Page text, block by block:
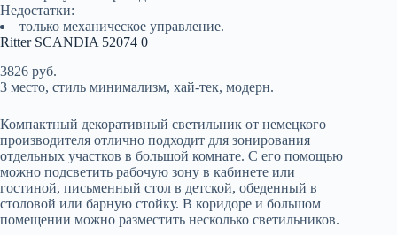
Недостатки:
только механическое управление.
Ritter SCANDIA 52074 0
3826 руб.
3 место, стиль минимализм, хай-тек, модерн.
Компактный декоративный светильник от немецкого
производителя отлично подходит для зонирования
отдельных участков в большой комнате. С его помощью
можно подсветить рабочую зону в кабинете или
гостиной, письменный стол в детской, обеденный в
столовой или барную стойку. В коридоре и большом
помещении можно разместить несколько светильников.